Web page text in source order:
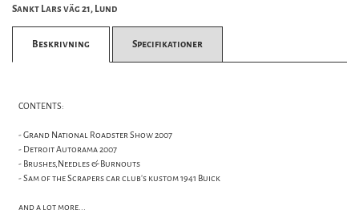
Sankt Lars väg 21, Lund
Beskrivning Specifikationer
CONTENTS:
- Grand National Roadster Show 2007
- Detroit Autorama 2007
- Brushes,Needles & Burnouts
- Sam of the Scrapers car club's kustom 1941 Buick
and a lot more...